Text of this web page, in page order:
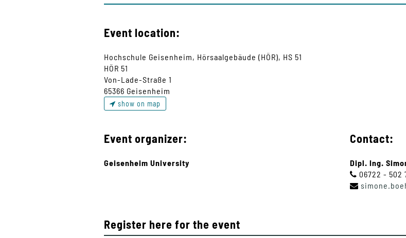
Event location:
Hochschule Geisenheim, Hörsaalgebäude (HÖR), HS 51
HÖR 51
Von-Lade-Straße 1
65366 Geisenheim
show on map
Event organizer:
Geisenheim University
Contact:
Dipl. Ing.
06722 - 502
simone
Register here for the event